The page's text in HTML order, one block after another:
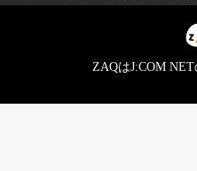
ZAQはJ:COM